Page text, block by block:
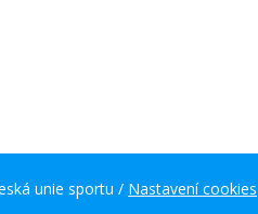
unie sportu / Nastavení cookies